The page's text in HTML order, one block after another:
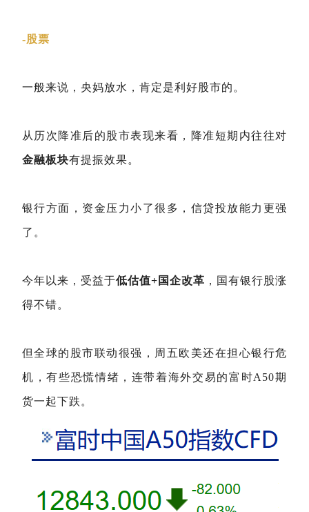
-股票
一般来说，央妈放水，肯定是利好股市的。
从历次降准后的股市表现来看，降准短期内往往对
金融板块有提振效果。
银行方面，资金压力小了很多，信贷投放能力更强
了。
今年以来，受益于低估值+国企改革 ，国有银行股涨
得不错。
但全球的股市联动很强，周五欧美还在担心银行危
机，有些恐慌情绪，连带着海外交易的富时A50期
货一起下跌。